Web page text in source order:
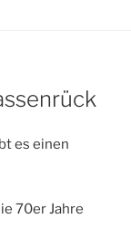
es einen
70er Jahre